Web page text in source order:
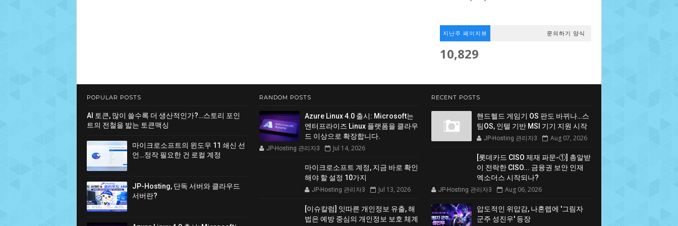
지난주 페이지뷰 문의하기 양식
10,829
POPULAR POSTS
AI 토큰, 많이 쓸수록 더 생산적인가?…스토리 포인
트의 전철을 밟는 토큰맥싱
마이크로소프트의 윈도우 11 쇄신 선
언…정작 필요한 건 로컬 계정
JP-Hosting, 단독 서버와 클라우드
서버란?
RANDOM POSTS
Azure Linux 4.0 출시: Microsoft는
엔터프라이즈 Linux 플랫폼을 클라우
드 이상으로 확장합니다.
JP-Hosting 관리자3 Jul 14, 2026
마이크로소프트 계정, 지금 바로 확인
해야 할 설정 10가지
JP-Hosting 관리자3 Jul 13, 2026
[이슈칼럼] 잇따른 개인정보 유출, 해
법은 예방 중심의 개인정보 보호 체계
RECENT POSTS
핸드헬드 게임기 OS 판도 바뀌나…스
팀OS, 인텔 기반 MSI 기기 지원 시작
JP-Hosting 관리자3 Aug 07, 2026
[롯데카드 CISO 제재 파문-①] 총알받
이 전락한 CISO... 금융권 보안 인재
엑소더스 시작되나?
JP-Hosting 관리자3 Aug 06, 2026
압도적인 위압감, 나혼렙에 '그림자
군주 성진우' 등장